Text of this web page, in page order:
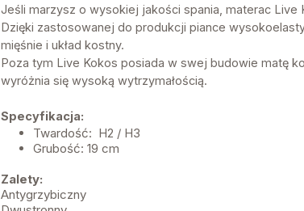
Jeśli marzysz o wysokiej jakości spania, materac Live
Dzięki zastosowanej do produkcji piance
mięśnie i układ kostny.
Poza tym Live Kokos posiada w swej budowie matę
wyróżnia się wysoką wytrzymałością.
Specyfikacja:
Twardość: H2 / H3
Grubość: 19 cm
Zalety:
Antygrzybiczny